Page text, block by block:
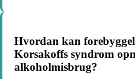
Hvordan kan
Korsakoffs syndrom
alkoholmisbrug?